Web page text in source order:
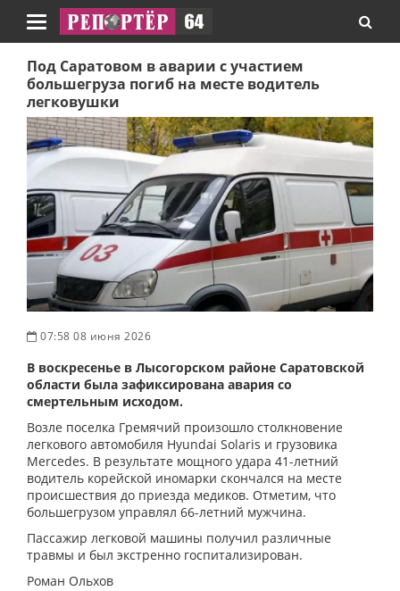
Навигация
Под Саратовом в аварии с участием
большегруза погиб на месте водитель
легковушки
07:58 08 июня 2026
В воскресенье в Лысогорском районе Саратовской
области была зафиксирована авария со
смертельным исходом.
Возле поселка Гремячий произошло столкновение
легкового автомобиля Hyundai Solaris и грузовика
Mercedes. В результате мощного удара 41-летний
водитель корейской иномарки скончался на месте
происшествия до приезда медиков. Отметим, что
большегрузом управлял 66-летний мужчина.
Пассажир легковой машины получил различные
травмы и был экстренно госпитализирован.
Роман Ольхов